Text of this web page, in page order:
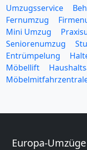
Umzugsservice
Fernumzug
Mini Umzug
Seniorenumzug
Entrümpelung
Möbellift
Europa-Umzüge